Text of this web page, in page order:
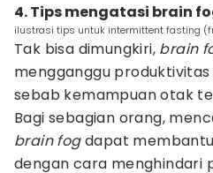
4. Tips mengatasi brain
ilustrasi tips untuk intermittent fasting
Tak bisa dimungkiri, brain
mengganggu
sebab kemampuan otak
Bagi sebagian orang,
brain fogdapat
dengan cara menghindari